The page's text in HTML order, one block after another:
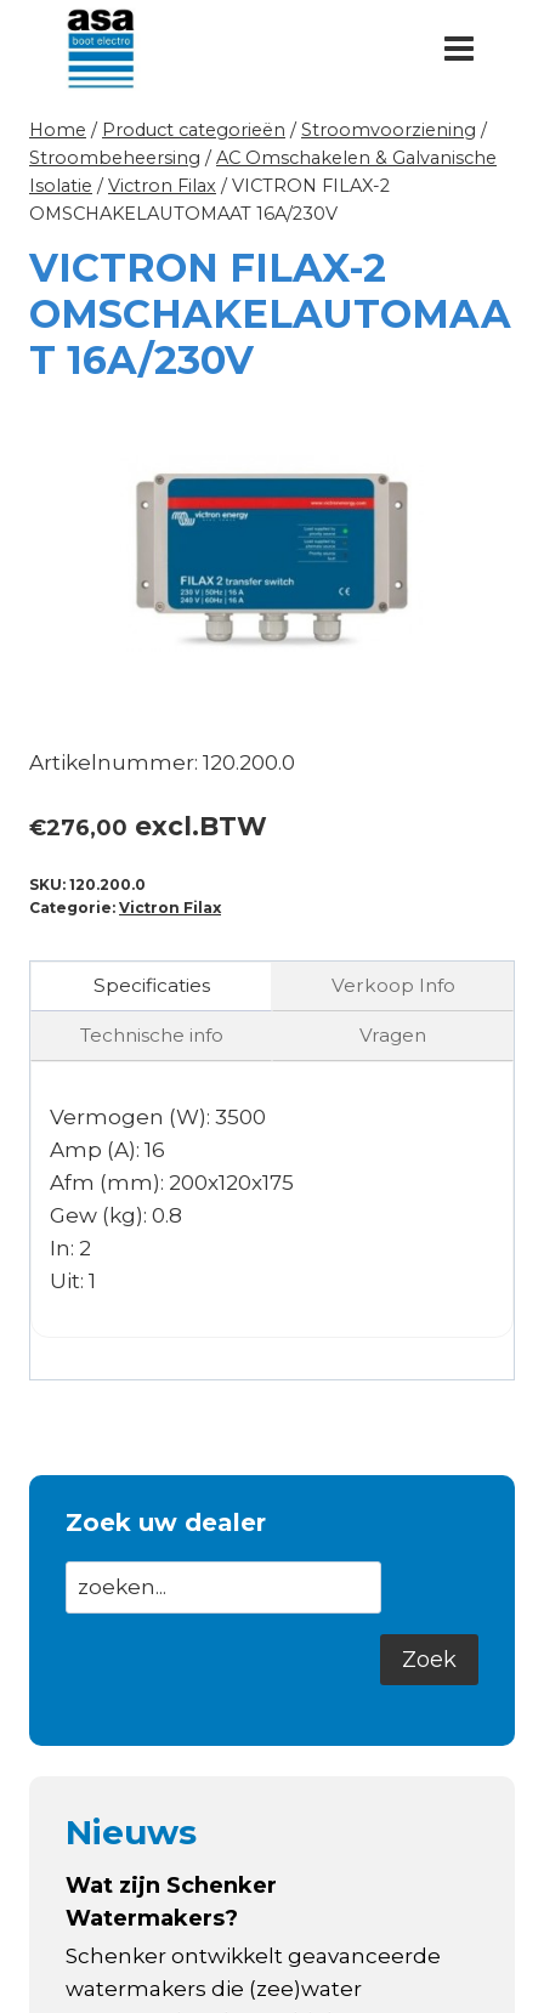
Doorgaan
inhoud
Home / Product categorieën / Stroomvoorziening /
Stroombeheersing / AC Omschakelen & Galvanische
Isolatie / Victron Filax / VICTRON FILAX-2
OMSCHAKELAUTOMAAT 16A/230V
VICTRON FILAX-2
OMSCHAKELAUTOMAA
T 16A/230V
Artikelnummer: 120.200.0
€276,00 excl.BTW
SKU: 120.200.0
Categorie: Victron Filax
Specificaties Verkoop Info
Technische info Vragen
Vermogen (W): 3500
Amp (A): 16
Afm (mm): 200x120x175
Gew (kg): 0.8
In: 2
Uit: 1
Zoek uw dealer
Nieuws
Wat zijn Schenker
Watermakers?
Schenker ontwikkelt geavanceerde
watermakers die (zee)water